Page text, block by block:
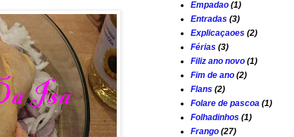
Empadao (1)
Entradas (3)
Explicaçaoes (2)
Férias (3)
Filiz ano novo (1)
Fim de ano (2)
Flans (2)
Folare de pascoa (1)
Folhadinhos (1)
Frango (27)